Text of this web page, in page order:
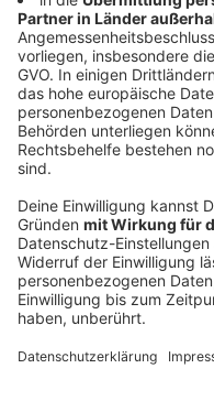
Bayern lockert
Tierhaltung
Das
Versorgungslage mit
nichtökologisches